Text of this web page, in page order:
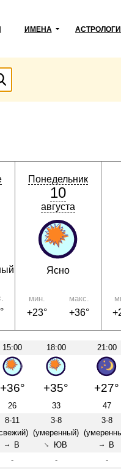
ИМЕНА
Понедельник
10
августа
Ясно
мин.
+23°
макс.
+36°
15:00 18:00 21:00
+36° +35° +27°
26 33 47
8-11
↑ В
3-8
(умеренный)
↑ ЮВ
3-8
↑В
- - -